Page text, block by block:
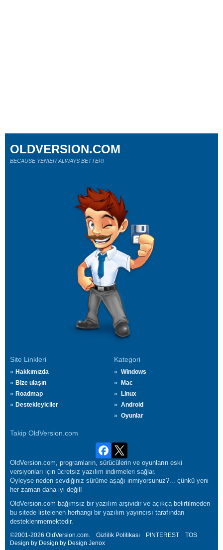
Site Linkleri
Hakkımızda
Bize ulaşın
Roadmap
Destekleyiciler
Kategori
Windows
Mac
Linux
Android
Oyunlar
Takip OldVersion.com
OLDVERSION.COM
BECAUSE YENİER ALWAYS BETTER!
OldVersion.com, programların, sürücülerin ve oyunların eski
versiyonları için ücretsiz yazılım indirmeleri sağlar.
Öyleyse neden sevdiğiniz sürüme aşağı inmiyorsunuz?... çünkü yeni
her zaman daha iyi değil!
OldVersion.com bağımsız bir yazılım arşividir ve açıkça belirtilmeden
bu sitede listelenen herhangi bir yazılım yayıncısı tarafından
desteklenmemektedir.
©2001-2026 OldVersion.com. Gizlilik Politikası PINTEREST
TOS
Design by Design by Design Jenox